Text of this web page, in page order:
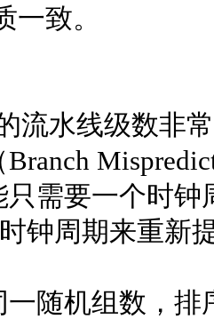
致。
水线级数非常
需要一个时
钟周期来重新
机组数，排